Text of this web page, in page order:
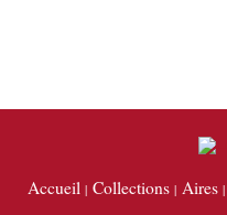
Accueil Collections Aires